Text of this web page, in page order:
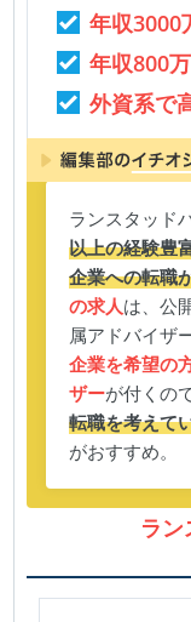
年収3000
年収800
外資系で
ランスタッド
以上の経験豊
企業への転職
の求人は、公
属アドバイザ
企業を希望の
ザーが付くの
転職を考えて
がおすすめ。
ラ